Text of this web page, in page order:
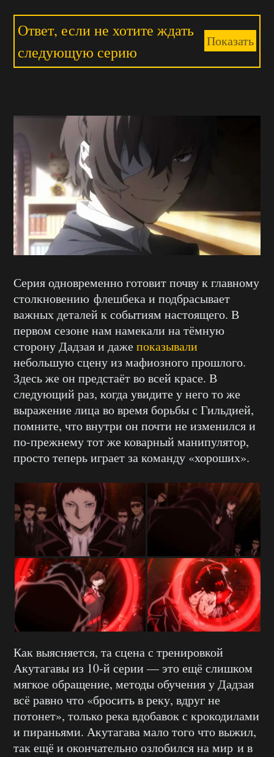
Ответ, если не хотите ждать
следующую серию
Показать
Серия одновременно готовит почву к главному
столкновению флешбека и подбрасывает
важных деталей к событиям настоящего. В
первом сезоне нам намекали на тёмную
сторону Дадзая и дажепоказывали
небольшую сцену из мафиозного прошлого.
Здесь же он предстаёт во всей красе. В
следующий раз, когда увидите у него то же
выражение лица во время борьбы с Гильдией,
помните, что внутри он почти не изменился и
по-прежнему тот же коварный манипулятор,
просто теперь играет за команду «хороших».
Как выясняется, та сцена с тренировкой
Акутагавы из 10-й серии — это ещё слишком
мягкое обращение, методы обучения у Дадзая
всё равно что «бросить в реку, вдруг не
потонет», только река вдобавок с крокодилами
и пираньями. Акутагава мало того что выжил,
так ещё и окончательно озлобился на мир и в